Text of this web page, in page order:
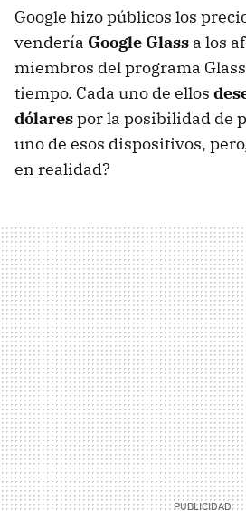
Google hizo públicos los
vendería Google Glass a los
miembros del programa
tiempo. Cada uno de ellos
dólarespor la posibilidad de
uno de esos dispositivos,
en realidad?